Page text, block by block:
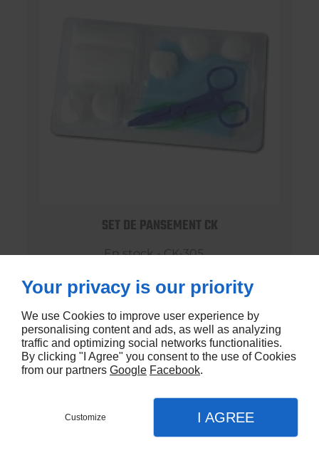
SET DE PANSEMENT CK
En stock - CK-305
€0,99
Your privacy is our priority
We use Cookies to improve user experience by
personalising content and ads, as well as analyzing
traffic and optimizing social networks functionalities.
By clicking "I Agree" you consent to the use of Cookies
from our partners Google Facebook.
Customize I AGREE